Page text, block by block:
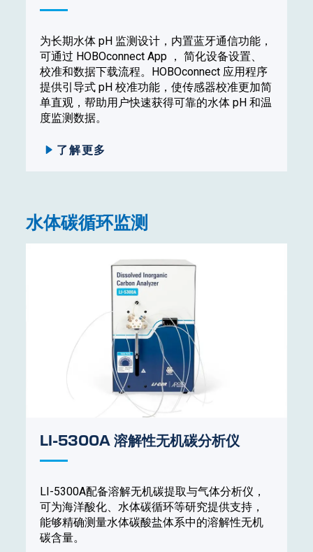
为长期水体 pH 监测设计，内置蓝牙通信功能，
可通过 HOBOconnect App ， 简化设备设置、
校准和数据下载流程。HOBOconnect 应用程序
提供引导式 pH 校准功能，使传感器校准更加简
单直观，帮助用户快速获得可靠的水体 pH 和温
度监测数据。
了解更多
水体碳循环监测
LI-5300A 溶解性无机碳分析仪
LI-5300A配备溶解无机碳提取与气体分析仪，
可为海洋酸化、水体碳循环等研究提供支持，
能够精确测量水体碳酸盐体系中的溶解性无机
碳含量。